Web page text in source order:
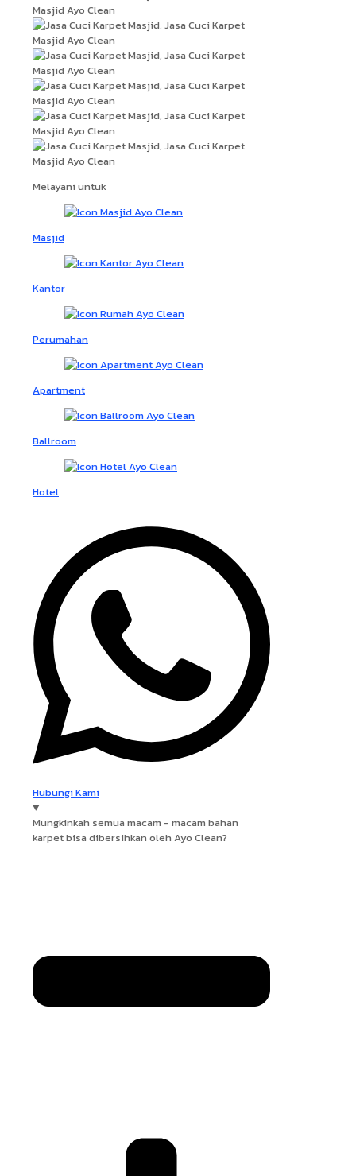
Melayani untuk
Masjid
Kantor
Perumahan
Apartment
Ballroom
Hotel
Hubungi Kami
Mungkinkah semua macam - macam bahan
karpet bisa dibersihkan oleh Ayo Clean?